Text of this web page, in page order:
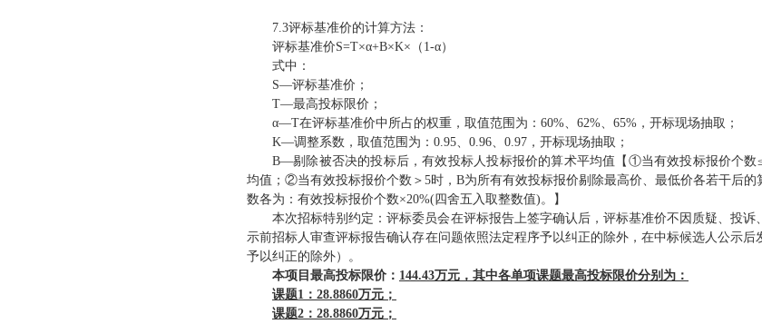
7.3评标基准价的计算方法：
评标基准价S=T×α+B×K×（1-α）
式中：
S—评标基准价；
T—最高投标限价；
α—T在评标基准价中所占的权重，取值范围为：60%、62%、65%，开标现场抽取；
K—调整系数，取值范围为：0.95、0.96、0.97，开标现场抽取；
B—剔除被否决的投标后，有效投标人投标报价的算术平均值【①当有效投标报价个数
均值；②当有效投标报价个数＞5时，B为所有有效投标报价剔除最高价、最低价各若干后的
数各为：有效投标报价个数×20%(四舍五入取整数值)。】
本次招标特别约定：评标委员会在评标报告上签字确认后，评标基准价不因质疑、投
示前招标人审查评标报告确认存在问题依照法定程序予以纠正的除外，在中标候选人公示
予以纠正的除外）。
本项目 最高投标限价： 144.43万元， 其中各单项课题最高投标限价分别为：
课题1：28.8860万元；
课题2：28.8860万元；